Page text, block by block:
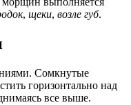
, щеки, возле губ.
Сомкнутые
горизонтально над
все выше.